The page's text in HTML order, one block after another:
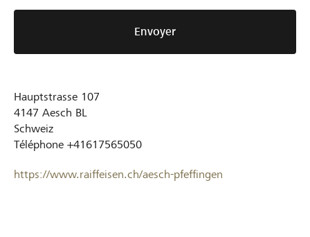
Envoyer
Hauptstrasse 107
4147 Aesch BL
Schweiz
Téléphone +41617565050
https://www.raiffeisen.ch/aesch-pfeffingen